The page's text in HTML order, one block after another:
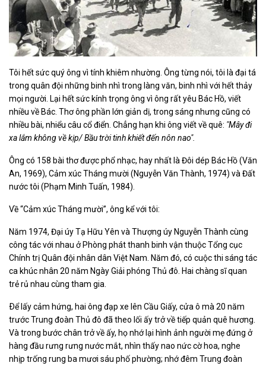
Tôi hết sức quý ông vì tính khiêm nhường. Ông từng nói, tôi là đại tá
trong quân đội những binh nhì trong làng văn, binh nhì với hết thảy
mọi người. Lại hết sức kính trọng ông vì ông rất yêu Bác Hồ, viết
nhiều về Bác. Thơ ông phần lớn giản dị, trong sáng nhưng cũng có
nhiều bài, nhiểu câu cổ điển. Chẳng hạn khi ông viết về quê: "Mây đi
xa lắm không về kịp/ Bầu trời tinh khiết đến nôn nao".
Ông có 158 bài thơ được phổ nhạc, hay nhất là Đôi dép Bác Hồ (Văn
An, 1969), Cảm xúc Tháng mười (Nguyễn Văn Thành, 1974) và Đất
nước tôi (Phạm Minh Tuấn, 1984).
Về “Cảm xúc Tháng mười”, ông kể với tôi:
Năm 1974, Đại úy Tạ Hữu Yên và Thượng úy Nguyễn Thành cùng
công tác với nhau ở Phòng phát thanh binh vận thuộc Tổng cục
Chính trị Quân đội nhân dân Việt Nam. Năm đó, có cuộc thi sáng tác
ca khúc nhân 20 năm Ngày Giải phóng Thủ đô. Hai chàng sĩ quan
trẻ rủ nhau cùng tham gia.
Ðể lấy cảm hứng, hai ông đạp xe lên Cầu Giấy, cửa ô mà 20 năm
trước Trung đoàn Thủ đô đã theo lối ấy trở về tiếp quản quê hương.
Và trong bước chân trở về ấy, họ nhớ lại hình ảnh người mẹ đứng ở
hàng đầu rưng rưng nước mắt, nhìn thấy nao nức cờ hoa, nghe
nhịp trống rung ba mươi sáu phố phường; nhớ đêm Trung đoàn